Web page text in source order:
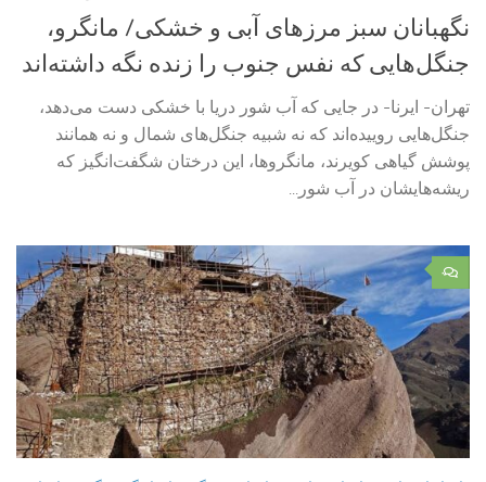
نگهبانان سبز مرزهای آبی و خشکی/ مانگرو،
جنگل‌هایی که نفس جنوب را زنده نگه داشته‌اند
تهران- ایرنا- در جایی که آب شور دریا با خشکی دست می‌دهد،
جنگل‌هایی روییده‌اند که نه شبیه جنگل‌های شمال‌ و نه همانند
پوشش گیاهی کویرند، مانگروها، این درختان شگفت‌انگیز که
ریشه‌هایشان در آب شور...
۰